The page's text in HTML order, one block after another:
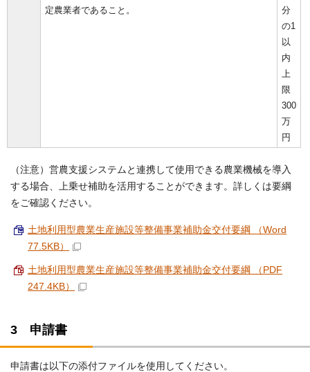
定農業者であること。
分
の1
以
内
上
限
300
万
円
（注意）営農支援システムと連携して使用できる農業機械を導入
する場合、上乗せ補助を活用することができます。詳しくは要綱
をご確認ください。
土地利用型農業生産施設等整備事業補助金交付要綱 （Word
77.5KB）
土地利用型農業生産施設等整備事業補助金交付要綱 （PDF
247.4KB）
3 申請書
申請書は以下の添付ファイルを使用してください。